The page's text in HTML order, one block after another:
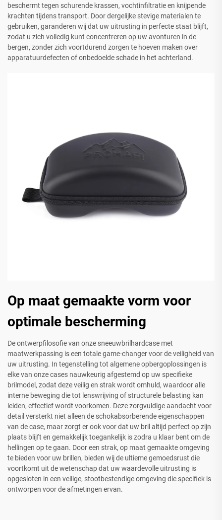
beschermt tegen schurende krassen, vochtinfiltratie en knijpende
krachten tijdens transport. Door dergelijke stevige materialen te
gebruiken, garanderen wij dat uw uitrusting in perfecte staat blijft,
zodat u zich volledig kunt concentreren op uw avonturen in de
bergen, zonder zich voortdurend zorgen te hoeven maken over
apparatuurdefecten of onbedoelde schade in het achterland.
Op maat gemaakte vorm voor
optimale bescherming
De ontwerpfilosofie van onze sneeuwbrilhardcase met
maatwerkpassing is een totale game-changer voor de veiligheid van
uw uitrusting. In tegenstelling tot algemene opbergoplossingen is
elke van onze cases nauwkeurig afgestemd op uw specifieke
brilmodel, zodat deze veilig en strak wordt omhuld, waardoor alle
interne beweging die tot lenswrijving of structurele belasting kan
leiden, effectief wordt voorkomen. Deze zorgvuldige aandacht voor
detail versterkt niet alleen de schokabsorberende eigenschappen
van de case, maar zorgt er ook voor dat uw bril altijd perfect op zijn
plaats blijft en gemakkelijk toegankelijk is zodra u klaar bent om de
hellingen op te gaan. Door een strak, op maat gemaakte omgeving
te bieden voor uw brillen, bieden wij de ultieme gemoedsrust die
voortkomt uit de wetenschap dat uw waardevolle uitrusting is
opgesloten in een veilige, stootbestendige omgeving die specifiek is
ontworpen voor de afmetingen ervan.